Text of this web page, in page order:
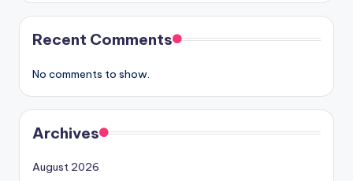
Recent Comments
No comments to show.
Archives
August 2026